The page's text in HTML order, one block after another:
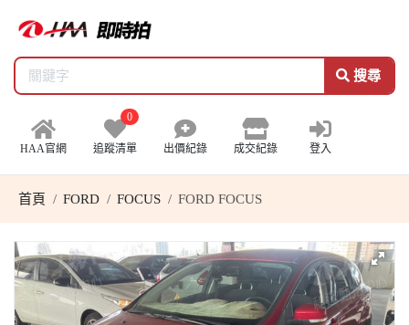
搜尋
HAA官網
0
追蹤清單 出價紀錄 成交紀錄 登入
首頁 FORD FOCUS FORD FOCUS